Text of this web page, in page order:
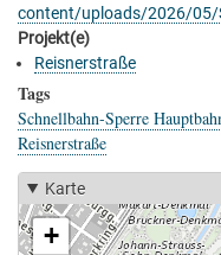
content/uploads/2026/05/
Projekt(e)
Reisnerstraße
Tags
Schnellbahn-Sperre
Reisnerstraße
Karte
+